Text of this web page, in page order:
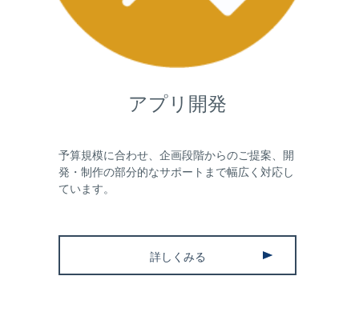
アプリ開発
予算規模に合わせ、企画段階からのご提案、開
発・制作の部分的なサポートまで幅広く対応し
ています。
詳しくみる